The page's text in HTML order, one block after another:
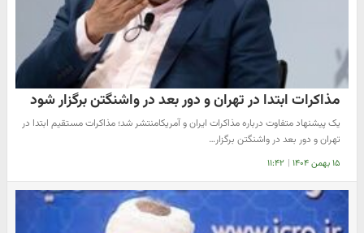
مذاکرات ابتدا در تهران و دور بعد در واشنگتن برگزار شود
یک پیشنهاد متفاوت درباره مذاکرات ایران و آمریکامنتشر شد؛ مذاکرات مستقیم ابتدا در
تهران و دور بعد در واشنگتن برگزار…
۱۵ بهمن ۱۴۰۴ | ۱۱:۴۲